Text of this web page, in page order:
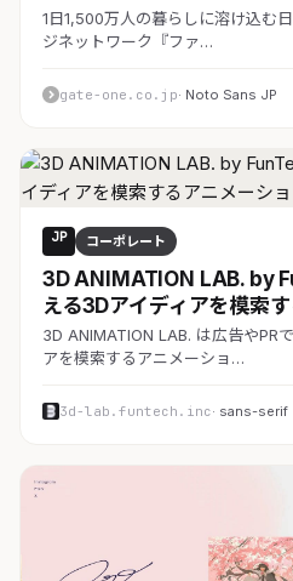
1日1,500万人の暮らしに溶け込む
ジネットワーク『ファ…
gate-one.co.jp· Noto Sans JP
JP コーポレート
3D ANIMATION LAB. by
える3Dアイディアを模索
3D ANIMATION LAB. は広告やPR
アを模索するアニメーショ…
3d-lab.funtech.inc· sans-serif